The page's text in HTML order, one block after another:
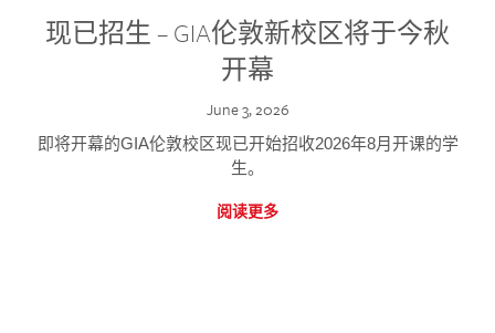
现已招生 – GIA伦敦新校区将于今秋
开幕
June 3, 2026
即将开幕的GIA伦敦校区现已开始招收2026年8月开课的学
生。
阅读更多